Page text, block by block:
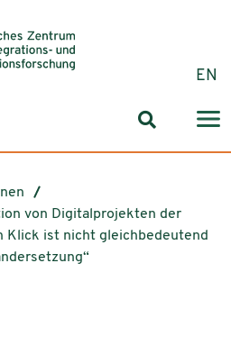
EN
von Digitalprojekten der
Klick ist nicht gleichbedeutend